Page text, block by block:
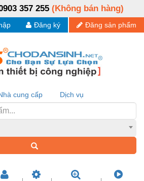
357 255 (Không bán hàng)
Đăng sản phẩm
Đăng ký
cung cấp Dịch vụ